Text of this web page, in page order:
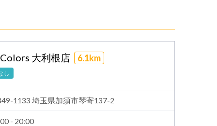
大利根店 6.1km
し
1133 埼玉県加須市琴寄137-2
- 20:00